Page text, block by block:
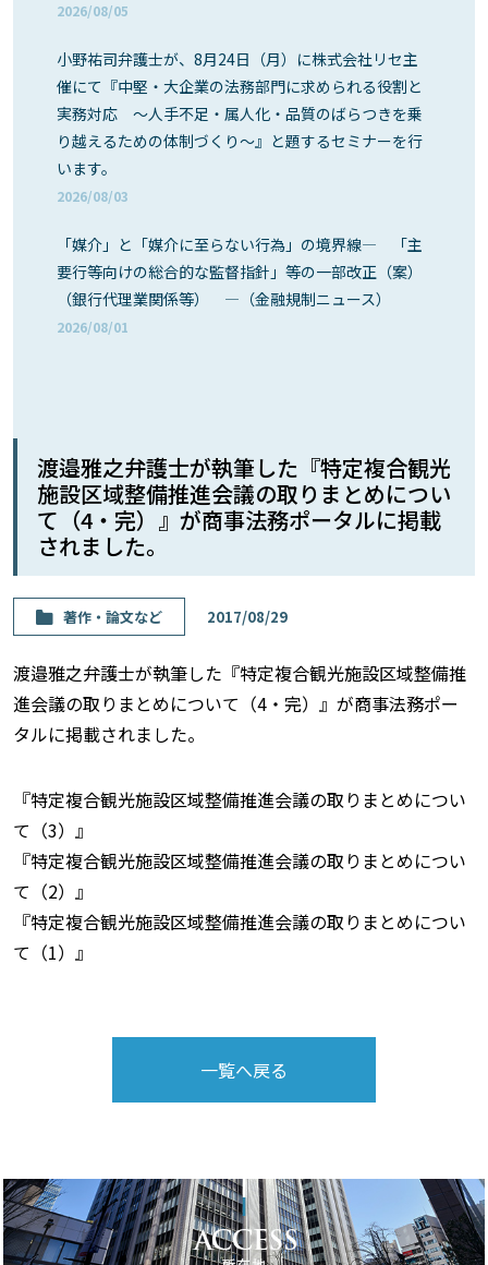
2026/08/05
小野祐司弁護士が、8月24日（月）に株式会社リセ主
催にて『中堅・大企業の法務部門に求められる役割と
実務対応 ～人手不足・属人化・品質のばらつきを乗
り越えるための体制づくり～』と題するセミナーを行
います。
2026/08/03
「媒介」と「媒介に至らない行為」の境界線― 「主
要行等向けの総合的な監督指針」等の一部改正（案）
（銀行代理業関係等） ―（金融規制ニュース）
2026/08/01
渡邉雅之弁護士が執筆した『特定複合観光
施設区域整備推進会議の取りまとめについ
て（4・完）』が商事法務ポータルに掲載
されました。
著作・論⽂など 2017/08/29
渡邉雅之弁護士が執筆した『特定複合観光施設区域整備推
進会議の取りまとめについて（4・完）』が商事法務ポー
タルに掲載されました。
『特定複合観光施設区域整備推進会議の取りまとめについ
て（3）』
『特定複合観光施設区域整備推進会議の取りまとめについ
て（2）』
『特定複合観光施設区域整備推進会議の取りまとめについ
て（1）』
一覧へ戻る